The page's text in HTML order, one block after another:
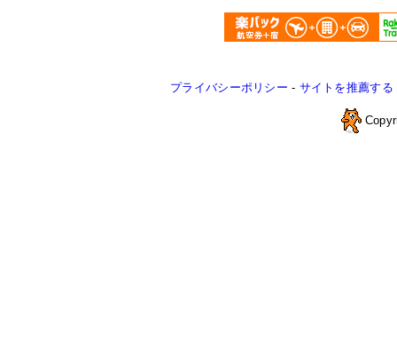
プライバシーポリシー - サイトを推薦する